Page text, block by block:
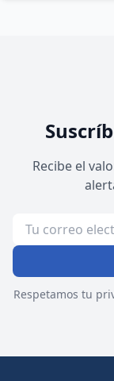
Recibe el
Respetamos tu